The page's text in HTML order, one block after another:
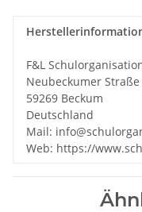
F&L
Neubeckumer Straße
59269 Beckum
Deutschland
Mail:
Web: https://